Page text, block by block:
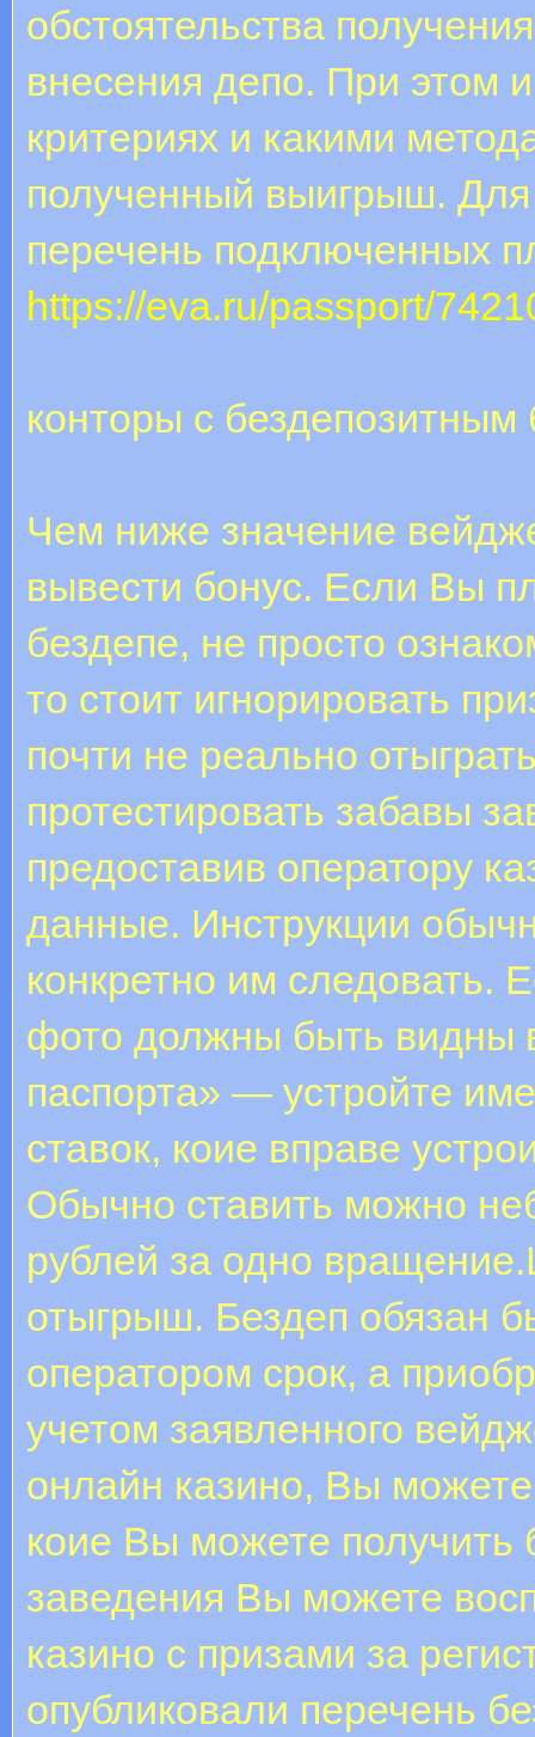
обстоятельства
внесения депо. При этом
критериях и какими
полученный выигрыш. Для
перечень подключенных
https://eva.ru/passport/
конторы с бездепозитным
Чем ниже значение
вывести бонус. Если Вы
бездепе, не просто
то стоит игнорировать
почти не реально
протестировать забавы
предоставив оператору
данные. Инструкции
конкретно им следовать.
фото должны быть видны
паспорта» — устройте
ставок, коие вправе
Обычно ставить можно
рублей за одно
отыгрыш. Бездеп обязан
оператором срок, а
учетом заявленного
онлайн казино, Вы
коие Вы можете получить
заведения Вы можете
казино с призами за
опубликовали перечень